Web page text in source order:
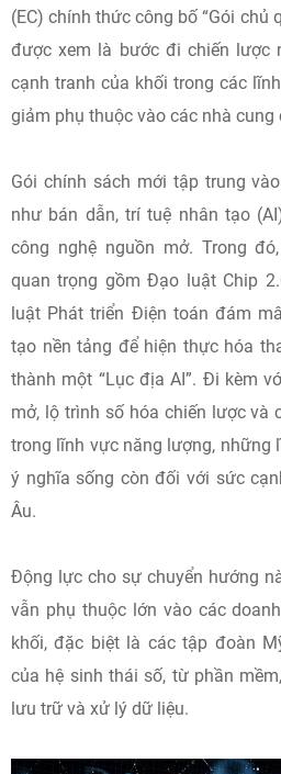
(EC) chính thức công bố “Gói chủ
được xem là bước đi chiến lược
cạnh tranh của khối trong các
giảm phụ thuộc vào các nhà cung
Gói chính sách mới tập trung
như bán dẫn, trí tuệ nhân tạo
công nghệ nguồn mở. Trong
quan trọng gồm Đạo luật Chip
luật Phát triển Điện toán đám
tạo nền tảng để hiện thực hóa
thành một “Lục địa AI”. Đi kèm
mở, lộ trình số hóa chiến lược và
trong lĩnh vực năng lượng, những
ý nghĩa sống còn đối với sức
Âu.
Động lực cho sự chuyển hướng
vẫn phụ thuộc lớn vào các
khối, đặc biệt là các tập đoàn
của hệ sinh thái số, từ phần
lưu trữ và xử lý dữ liệu.